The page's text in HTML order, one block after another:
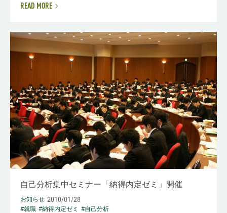
READ MORE
自己分析集中セミナー「納得内定ゼミ」開催
お知らせ 2010/01/28
#就職 #納得内定ゼミ #自己分析